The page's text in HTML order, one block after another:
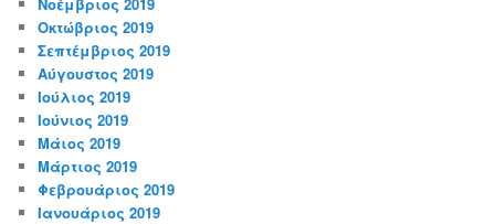
Οκτώβριος 2019
Σεπτέμβριος 2019
Αύγουστος 2019
Ιούλιος 2019
Ιούνιος 2019
Μάιος 2019
Μάρτιος 2019
Φεβρουάριος 2019
Ιανουάριος 2019